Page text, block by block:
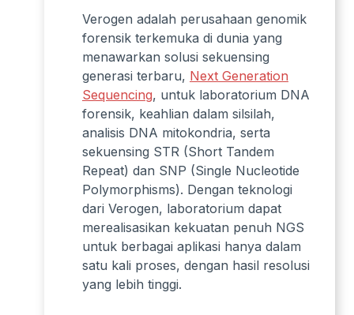
Verogen adalah perusahaan genomik
forensik terkemuka di dunia yang
menawarkan solusi sekuensing
generasi terbaru, Next Generation
Sequencing, untuk laboratorium DNA
forensik, keahlian dalam silsilah,
analisis DNA mitokondria, serta
sekuensing STR (Short Tandem
Repeat) dan SNP (Single Nucleotide
Polymorphisms). Dengan teknologi
dari Verogen, laboratorium dapat
merealisasikan kekuatan penuh NGS
untuk berbagai aplikasi hanya dalam
satu kali proses, dengan hasil resolusi
yang lebih tinggi.